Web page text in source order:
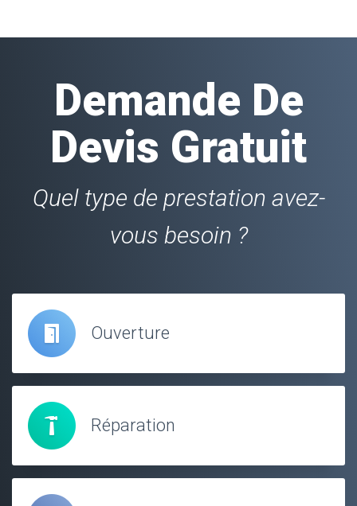
Demande De
Devis Gratuit
Quel type de prestation avez-
vous besoin ?
Ouverture
Réparation